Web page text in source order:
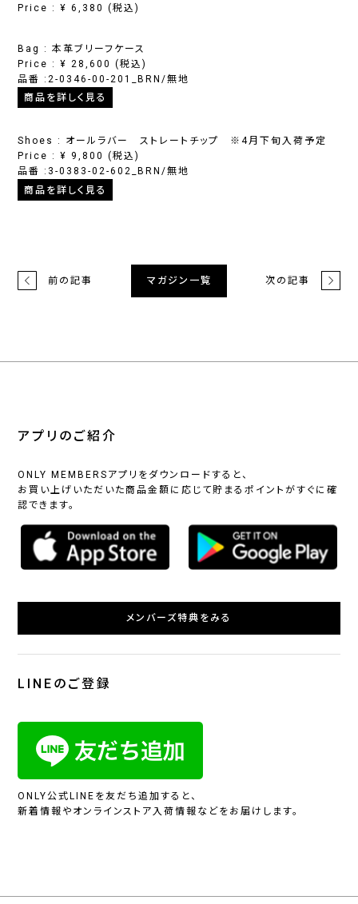
Price :¥ 6,380(税込)
Bag : 本革ブリーフケース
Price :¥ 28,600(税込)
品番 :2-0346-00-201_BRN/無地
商品を詳しく見る
Shoes : オールラバー ストレートチップ ※4月下旬入荷予定
Price :¥ 9,800(税込)
品番 :3-0383-02-602_BRN/無地
商品を詳しく見る
前の記事 マガジン一覧 次の記事
アプリのご紹介
ONLY MEMBERSアプリをダウンロードすると、
お買い上げいただいた商品金額に応じて貯まるポイントがすぐに確
認できます。
メンバーズ特典をみる
LINEのご登録
ONLY公式LINEを友だち追加すると、
新着情報やオンラインストア入荷情報などをお届けします。